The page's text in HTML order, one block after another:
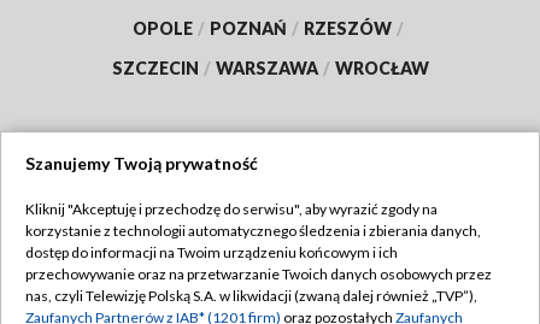
OPOLE / POZNAŃ / RZESZÓW /
SZCZECIN / WARSZAWA / WROCŁAW
TVP
Abonament TVP
Emisja w TVP
Regulamin TVP
Polityka prywatności
Szanujemy Twoją prywatność
Kliknij "Akceptuję i przechodzę do serwisu", aby wyrazić zgody na
korzystanie z technologii automatycznego śledzenia i zbierania danych,
dostęp do informacji na Twoim urządzeniu końcowym i ich
przechowywanie oraz na przetwarzanie Twoich danych osobowych przez
nas, czyli Telewizję Polską S.A. w likwidacji (zwaną dalej również „TVP”),
Zaufanych Partnerów z IAB* (1201 firm) oraz pozostałych Zaufanych